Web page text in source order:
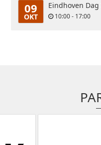
09
OKT
Eindhoven Dag
10:00 - 17:00